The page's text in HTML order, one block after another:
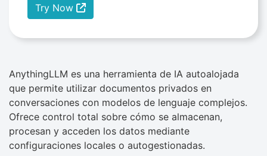
Try Now
AnythingLLM es una herramienta de IA autoalojada
que permite utilizar documentos privados en
conversaciones con modelos de lenguaje complejos.
Ofrece control total sobre cómo se almacenan,
procesan y acceden los datos mediante
configuraciones locales o autogestionadas.